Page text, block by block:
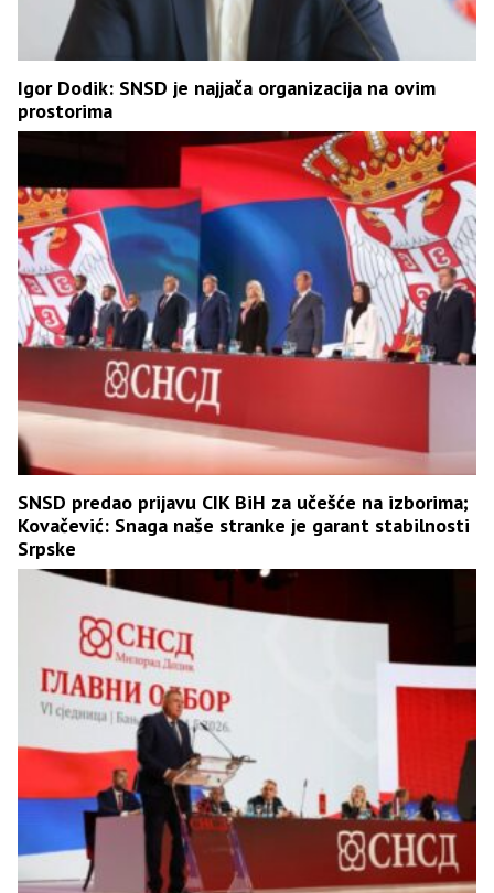
Igor Dodik: SNSD je najjača organizacija na ovim
prostorima
SNSD predao prijavu CIK BiH za učešće na izborima;
Kovačević: Snaga naše stranke je garant stabilnosti
Srpske